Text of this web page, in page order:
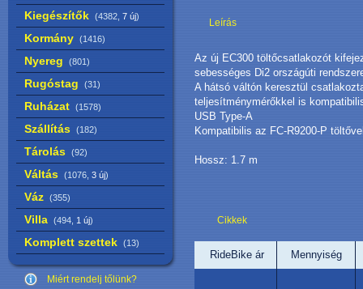
Kiegészítők (4382, 7 új)
Kormány (1416)
Nyereg (801)
Rugóstag (31)
Ruházat (1578)
Szállítás (182)
Tárolás (92)
Váltás (1076, 3 új)
Váz (355)
Villa (494, 1 új)
Komplett szettek (13)
Miért rendelj tőlünk?
Leírás
Az új EC300 töltőcsatlakozót
sebességes Di2 országúti
A hátsó váltón keresztül
teljesítménymérőkkel is
USB Type-A
Kompatibilis az FC-R9200-P
Hossz: 1.7 m
Cikkek
RideBike ár Mennyiség